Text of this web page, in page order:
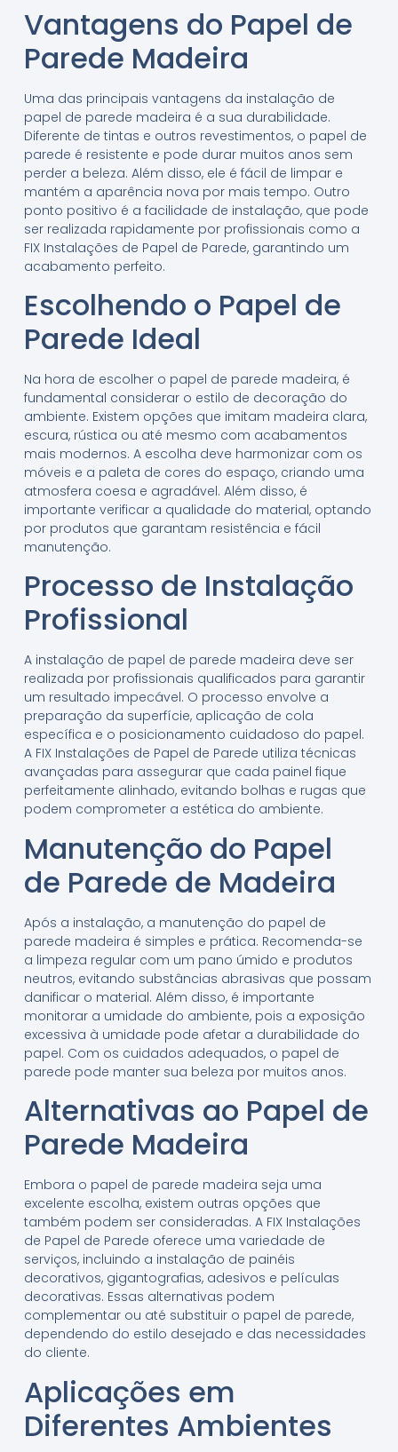
Vantagens do Papel de
Parede Madeira
Uma das principais vantagens da instalação de
papel de parede madeira é a sua durabilidade.
Diferente de tintas e outros revestimentos, o papel de
parede é resistente e pode durar muitos anos sem
perder a beleza. Além disso, ele é fácil de limpar e
mantém a aparência nova por mais tempo. Outro
ponto positivo é a facilidade de instalação, que pode
ser realizada rapidamente por profissionais como a
FIX Instalações de Papel de Parede, garantindo um
acabamento perfeito.
Escolhendo o Papel de
Parede Ideal
Na hora de escolher o papel de parede madeira, é
fundamental considerar o estilo de decoração do
ambiente. Existem opções que imitam madeira clara,
escura, rústica ou até mesmo com acabamentos
mais modernos. A escolha deve harmonizar com os
móveis e a paleta de cores do espaço, criando uma
atmosfera coesa e agradável. Além disso, é
importante verificar a qualidade do material, optando
por produtos que garantam resistência e fácil
manutenção.
Processo de Instalação
Profissional
A instalação de papel de parede madeira deve ser
realizada por profissionais qualificados para garantir
um resultado impecável. O processo envolve a
preparação da superfície, aplicação de cola
específica e o posicionamento cuidadoso do papel.
A FIX Instalações de Papel de Parede utiliza técnicas
avançadas para assegurar que cada painel fique
perfeitamente alinhado, evitando bolhas e rugas que
podem comprometer a estética do ambiente.
Manutenção do Papel
de Parede de Madeira
Após a instalação, a manutenção do papel de
parede madeira é simples e prática. Recomenda-se
a limpeza regular com um pano úmido e produtos
neutros, evitando substâncias abrasivas que possam
danificar o material. Além disso, é importante
monitorar a umidade do ambiente, pois a exposição
excessiva à umidade pode afetar a durabilidade do
papel. Com os cuidados adequados, o papel de
parede pode manter sua beleza por muitos anos.
Alternativas ao Papel de
Parede Madeira
Embora o papel de parede madeira seja uma
excelente escolha, existem outras opções que
também podem ser consideradas. A FIX Instalações
de Papel de Parede oferece uma variedade de
serviços, incluindo a instalação de painéis
decorativos, gigantografias, adesivos e películas
decorativas. Essas alternativas podem
complementar ou até substituir o papel de parede,
dependendo do estilo desejado e das necessidades
do cliente.
Aplicações em
Diferentes Ambientes